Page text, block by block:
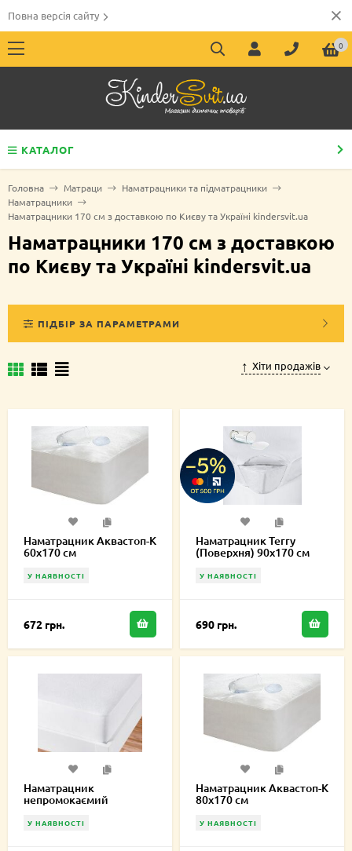
Повна версія сайту
0
КАТАЛОГ
Головна Матраци
Наматрацники та підматрацники
Наматрацники
Наматрацники 170 см з доставкою по Києву та Україні kindersvit.ua
Наматрацники 170 см з доставкою
по Києву та Україні kindersvit.ua
ПІДБІР ЗА ПАРАМЕТРАМИ
Хіти продажів
Наматрацник Аквастоп-К
60х170 см
У НАЯВНОСТІ
672 грн.
Наматрацник Terry
(Поверхня) 90х170 см
У НАЯВНОСТІ
690 грн.
Наматрацник
непромокаємий
см
У НАЯВНОСТІ
Наматрацник Аквастоп-К
80х170 см
У НАЯВНОСТІ